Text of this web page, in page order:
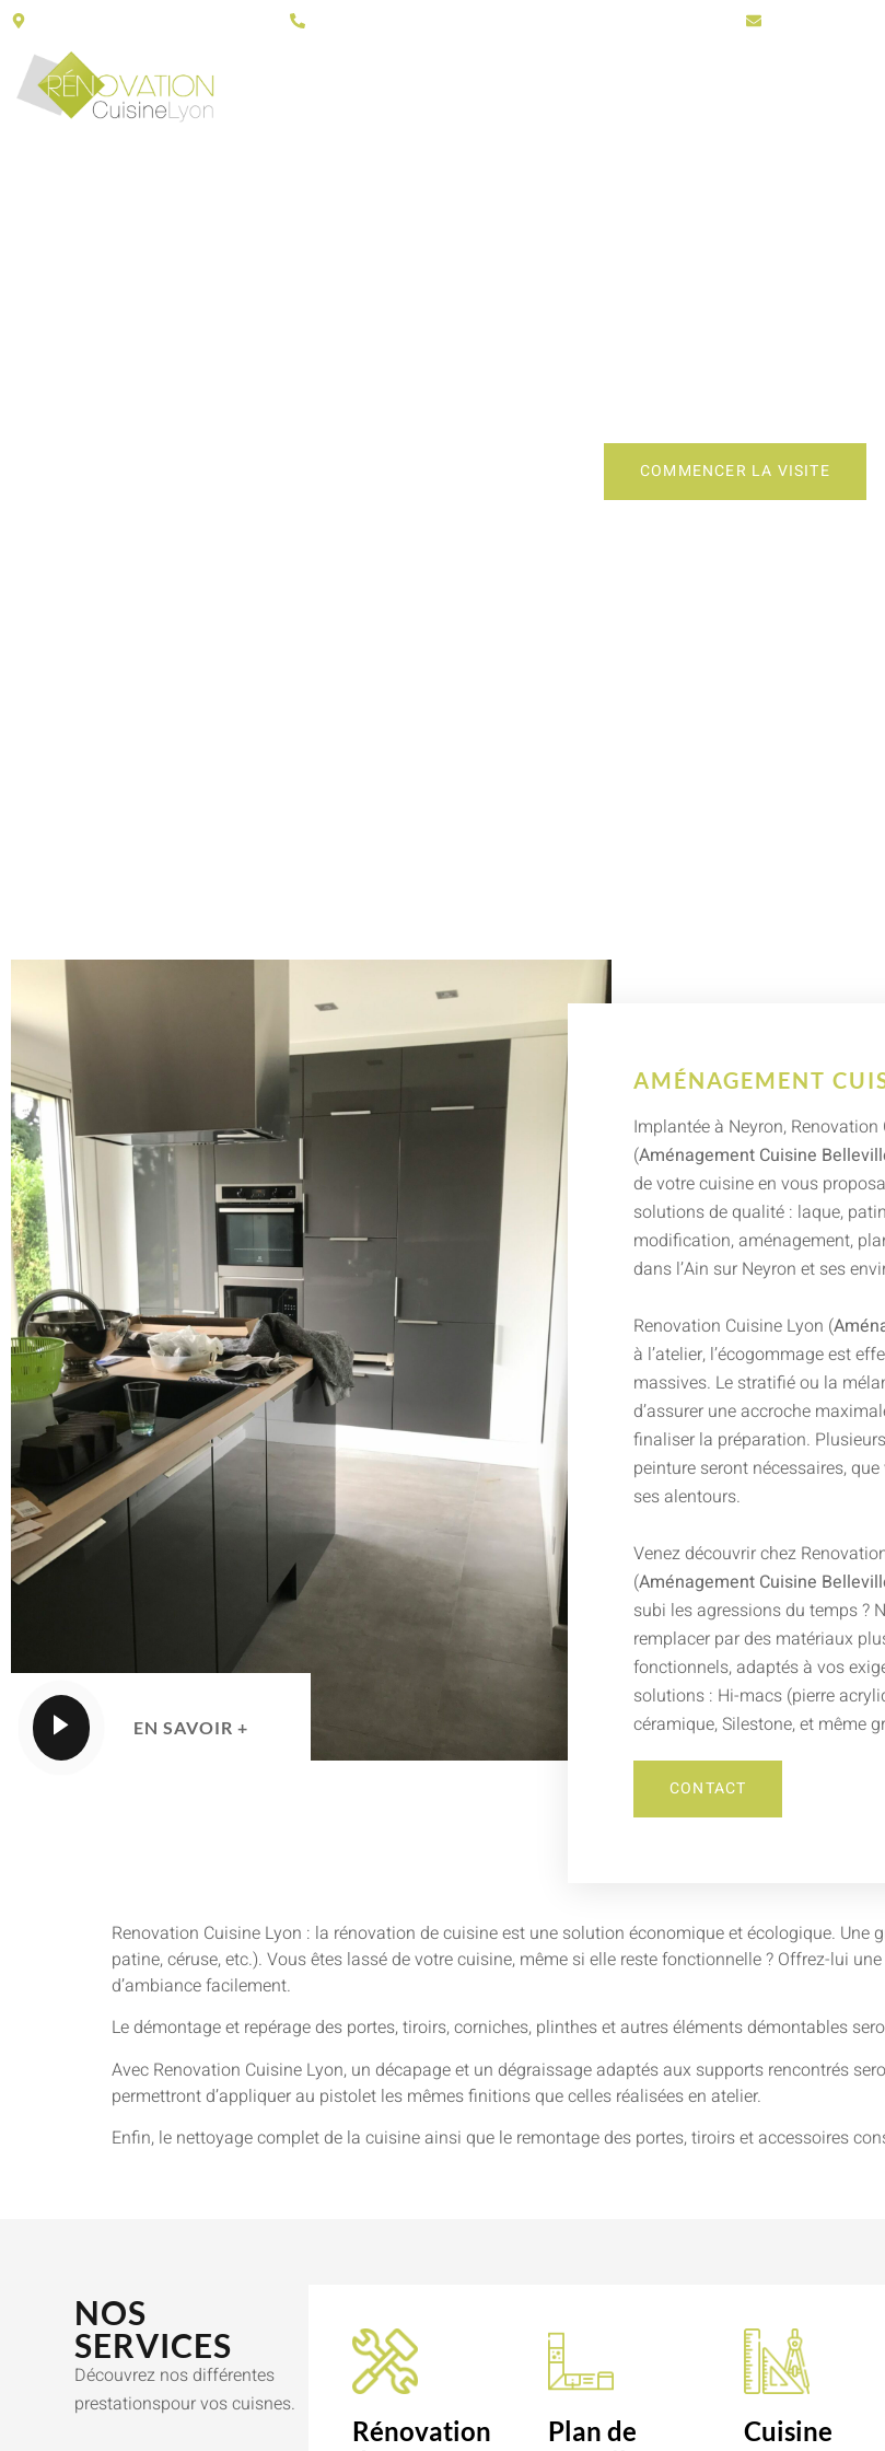
COMMENCER LA VISITE
EN SAVOIR +
AMÉNAGEMENT
Implantée à Neyron, Renovation
(Aménagement Cuisine
de votre cuisine en vous
solutions de qualité : laque,
modification, aménagement,
dans l’Ain sur Neyron et ses
Renovation Cuisine Lyon (
à l’atelier, l’écogommage est
massives. Le stratifié ou la
d’assurer une accroche
finaliser la préparation.
peinture seront nécessaires,
ses alentours.
Venez découvrir chez
(Aménagement Cuisine
subi les agressions du temps ?
remplacer par des matériaux
fonctionnels, adaptés à vos
solutions : Hi-macs (pierre
céramique, Silestone, et même
CONTACT
Renovation Cuisine Lyon : la rénovation de cuisine est une solution économique et écologique.
patine, céruse, etc.). Vous êtes lassé de votre cuisine, même si elle reste fonctionnelle ? Offrez-lui
d’ambiance facilement.
Le démontage et repérage des portes, tiroirs, corniches, plinthes et autres éléments démontables
Avec Renovation Cuisine Lyon, un décapage et un dégraissage adaptés aux supports rencontrés
permettront d’appliquer au pistolet les mêmes finitions que celles réalisées en atelier.
Enfin, le nettoyage complet de la cuisine ainsi que le remontage des portes, tiroirs et accessoires
NOS
SERVICES
Découvrez nos différentes
prestationspour vos cuisnes.
Rénovation
Plan de
Cuisine